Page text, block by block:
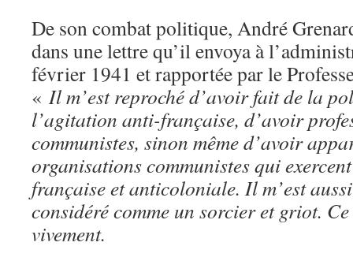
De son combat politique, André
dans une lettre qu’il envoya à
février 1941 et rapportée par le
« Il m’est reproché d’avoir fait de la
l’agitation anti-française, d’avoir
communistes, sinon même d’avoir
organisations communistes qui
française et anticoloniale. Il m’est
considéré comme un sorcier et griot.
vivement.